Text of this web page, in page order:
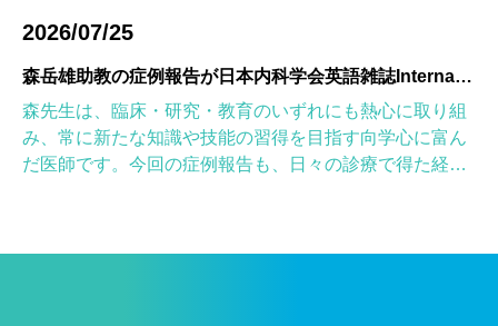
2026/07/25
森岳雄助教の症例報告が日本内科学会英語雑誌Internal Medicineに掲載されました
森先生は、臨床・研究・教育のいずれにも熱心に取り組
み、常に新たな知識や技能の習得を目指す向学心に富ん
だ医師です。今回の症例報告も、日々の診療で得た経験